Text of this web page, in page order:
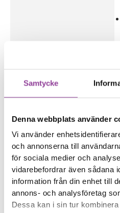
Samtycke
Denna webbplats använder
Vi använder
och annonserna till
för sociala medier och
vidarebefordrar även sådana
information från din enhet till
annons- och analysföretag
Dessa kan i sin tur
Fler
modell
Data Recovery 599,00kr